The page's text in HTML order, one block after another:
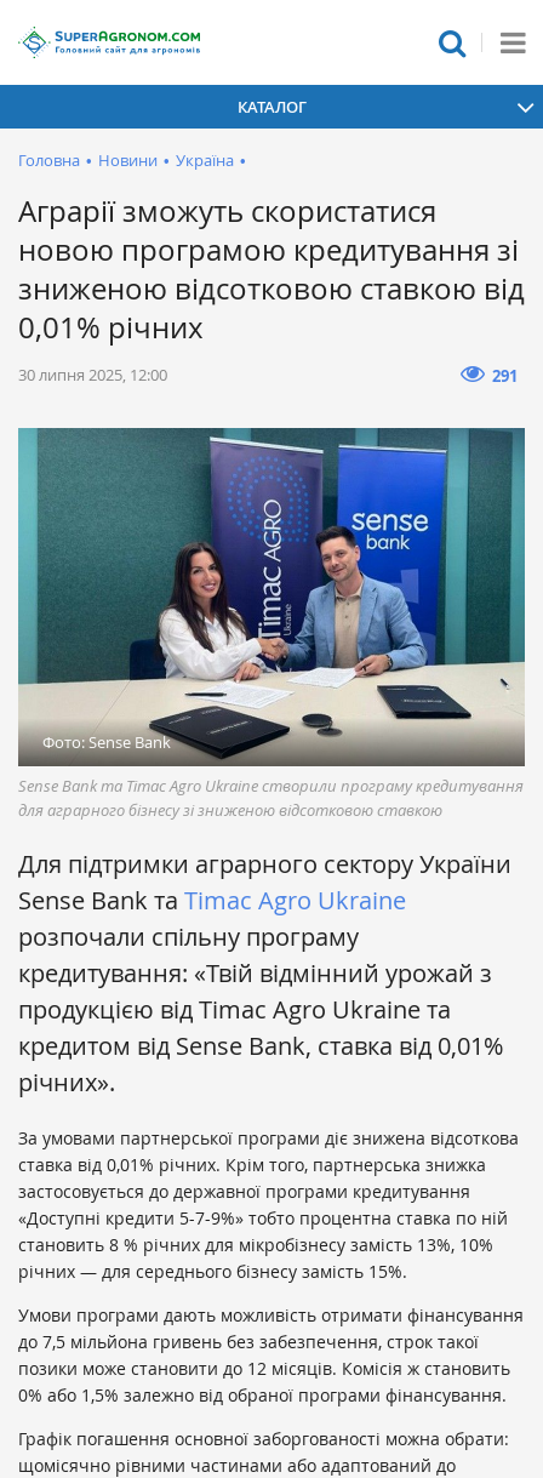
КАТАЛОГ
Головна • Новини • Україна •
Аграрії зможуть скористатися
новою програмою кредитування зі
зниженою відсотковою ставкою від
0,01% річних
30 липня 2025, 12:00 291
Фото: Sense Bank
Sense Bank та Timac Agro Ukraine створили програму кредитування
для аграрного бізнесу зі зниженою відсотковою ставкою
Для підтримки аграрного сектору України
Sense Bank та Timac Agro Ukraine
розпочали спільну програму
кредитування: «Твій відмінний урожай з
продукцією від Timac Agro Ukraine та
кредитом від Sense Bank, ставка від 0,01%
річних».
За умовами партнерської програми діє знижена відсоткова
ставка від 0,01% річних. Крім того, партнерська знижка
застосовується до державної програми кредитування
«Доступні кредити 5-7-9%» тобто процентна ставка по ній
становить 8 % річних для мікробізнесу замість 13%, 10%
річних — для середнього бізнесу замість 15%.
Умови програми дають можливість отримати фінансування
до 7,5 мільйона гривень без забезпечення, строк такої
позики може становити до 12 місяців. Комісія ж становить
0% або 1,5% залежно від обраної програми фінансування.
Графік погашення основної заборгованості можна обрати:
щомісячно рівними частинами або адаптований до